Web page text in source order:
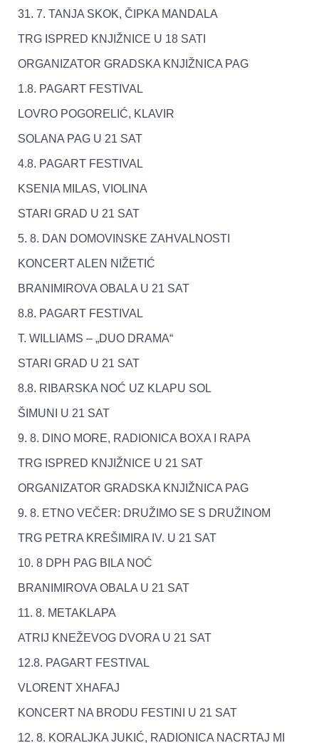
31. 7. TANJA SKOK, ČIPKA MANDALA
TRG ISPRED KNJIŽNICE U 18 SATI
ORGANIZATOR GRADSKA KNJIŽNICA PAG
1.8. PAGART FESTIVAL
LOVRO POGORELIĆ, KLAVIR
SOLANA PAG U 21 SAT
4.8. PAGART FESTIVAL
KSENIA MILAS, VIOLINA
STARI GRAD U 21 SAT
5. 8. DAN DOMOVINSKE ZAHVALNOSTI
KONCERT ALEN NIŽETIĆ
BRANIMIROVA OBALA U 21 SAT
8.8. PAGART FESTIVAL
T. WILLIAMS – „DUO DRAMA“
STARI GRAD U 21 SAT
8.8. RIBARSKA NOĆ UZ KLAPU SOL
ŠIMUNI U 21 SAT
9. 8. DINO MORE, RADIONICA BOXA I RAPA
TRG ISPRED KNJIŽNICE U 21 SAT
ORGANIZATOR GRADSKA KNJIŽNICA PAG
9. 8. ETNO VEČER: DRUŽIMO SE S DRUŽINOM
TRG PETRA KREŠIMIRA IV. U 21 SAT
10. 8 DPH PAG BILA NOĆ
BRANIMIROVA OBALA U 21 SAT
11. 8. METAKLAPA
ATRIJ KNEŽEVOG DVORA U 21 SAT
12.8. PAGART FESTIVAL
VLORENT XHAFAJ
KONCERT NA BRODU FESTINI U 21 SAT
12. 8. KORALJKA JUKIĆ, RADIONICA NACRTAJ MI